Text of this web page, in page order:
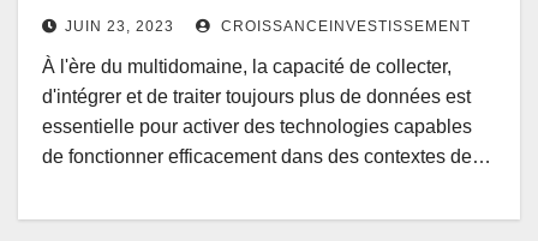
JUIN 23, 2023 CROISSANCEINVESTISSEMENT
À l'ère du multidomaine, la capacité de collecter,
d'intégrer et de traiter toujours plus de données est
essentielle pour activer des technologies capables
de fonctionner efficacement dans des contextes de…